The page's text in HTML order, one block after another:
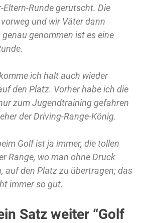
Eltern-Runde gerutscht. Die
und wir Väter dann
genommen ist es eine
ich halt auch wieder
den Platz. Vorher habe ich die
zum Jugendtraining gefahren
der Driving-Range-König.
Golf ist ja immer, die tollen
Range, wo man ohne Druck
auf den Platz zu übertragen; das
immer so gut.
Satz weiter “Golf